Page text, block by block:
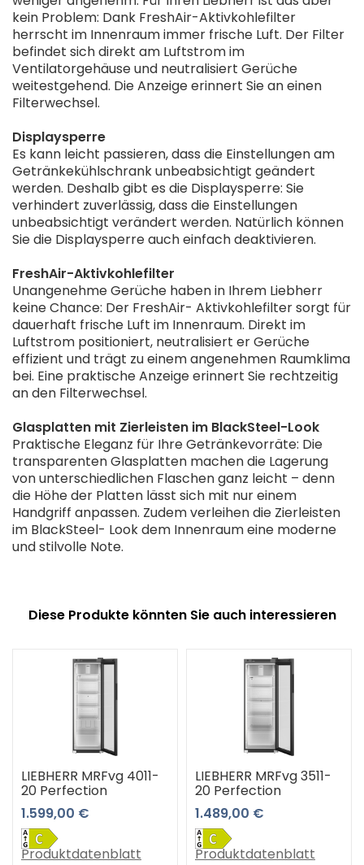
kein Problem: Dank FreshAir-Aktivkohlefilter
herrscht im Innenraum immer frische Luft. Der Filter
befindet sich direkt am Luftstrom im
Ventilatorgehäuse und neutralisiert Gerüche
weitestgehend. Die Anzeige erinnert Sie an einen
Filterwechsel.
Displaysperre
Es kann leicht passieren, dass die Einstellungen am
Getränkekühlschrank unbeabsichtigt geändert
werden. Deshalb gibt es die Displaysperre: Sie
verhindert zuverlässig, dass die Einstellungen
unbeabsichtigt verändert werden. Natürlich können
Sie die Displaysperre auch einfach deaktivieren.
FreshAir-Aktivkohlefilter
Unangenehme Gerüche haben in Ihrem Liebherr
keine Chance: Der FreshAir- Aktivkohlefilter sorgt für
dauerhaft frische Luft im Innenraum. Direkt im
Luftstrom positioniert, neutralisiert er Gerüche
effizient und trägt zu einem angenehmen Raumklima
bei. Eine praktische Anzeige erinnert Sie rechtzeitig
an den Filterwechsel.
Glasplatten mit Zierleisten im BlackSteel-Look
Praktische Eleganz für Ihre Getränkevorräte: Die
transparenten Glasplatten machen die Lagerung
von unterschiedlichen Flaschen ganz leicht – denn
die Höhe der Platten lässt sich mit nur einem
Handgriff anpassen. Zudem verleihen die Zierleisten
im BlackSteel- Look dem Innenraum eine moderne
und stilvolle Note.
Diese Produkte könnten Sie auch interessieren
LIEBHERR MRFvg 4011-
20 Perfection
1.599,00 €
Produktdatenblatt
LIEBHERR MRFvg 3511-
20 Perfection
1.489,00 €
Produktdatenblatt